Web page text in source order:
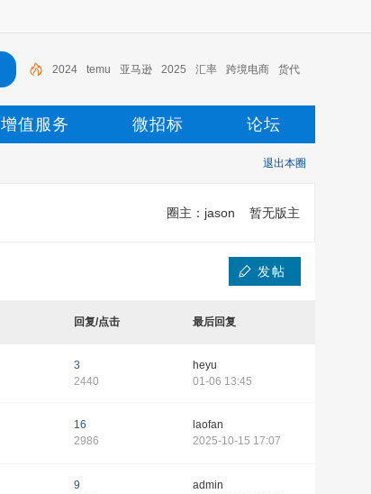
2024 temu 亚马逊 2025 汇率 跨境电商 货代
外贸 报关 美元
增值服务 微招标 论坛
退出本圈
圈主： jason 暂无版主
发帖
回复/点击 最后回复
3
2440
heyu
01-06 13:45
16
2986
laofan
2025-10-15 17:07
9
admin